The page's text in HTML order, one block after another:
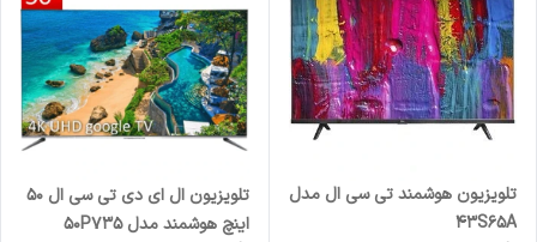
تلویزیون هوشمند تی سی ال مدل
43S65A
تلویزیون ال ای دی تی سی ال 50
اینچ هوشمند مدل 50P735